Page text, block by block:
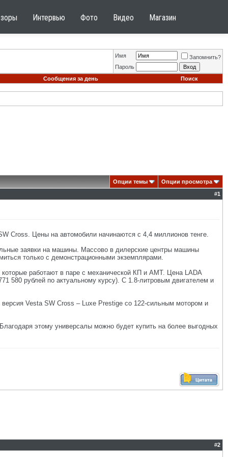
Интервью Фото Видео Магазин
Имя
Запомнить?
Пароль
Сообщения за день
Поиск
Опции темы
Опции просмотра
#1
Cross. Цены на автомобили начинаются с 4,4 миллионов тенге.
заявки на машины. Массово в дилерские центры машины
только с демонстрационными экземплярами.
работают в паре с механической КП и АМТ. Цена LADA
580 рублей по актуальному курсу). С 1.8-литровым двигателем и
Vesta SW Cross – Luxe Prestige со 122-сильным мотором и
этому универсалы можно будет купить на более выгодных
#2